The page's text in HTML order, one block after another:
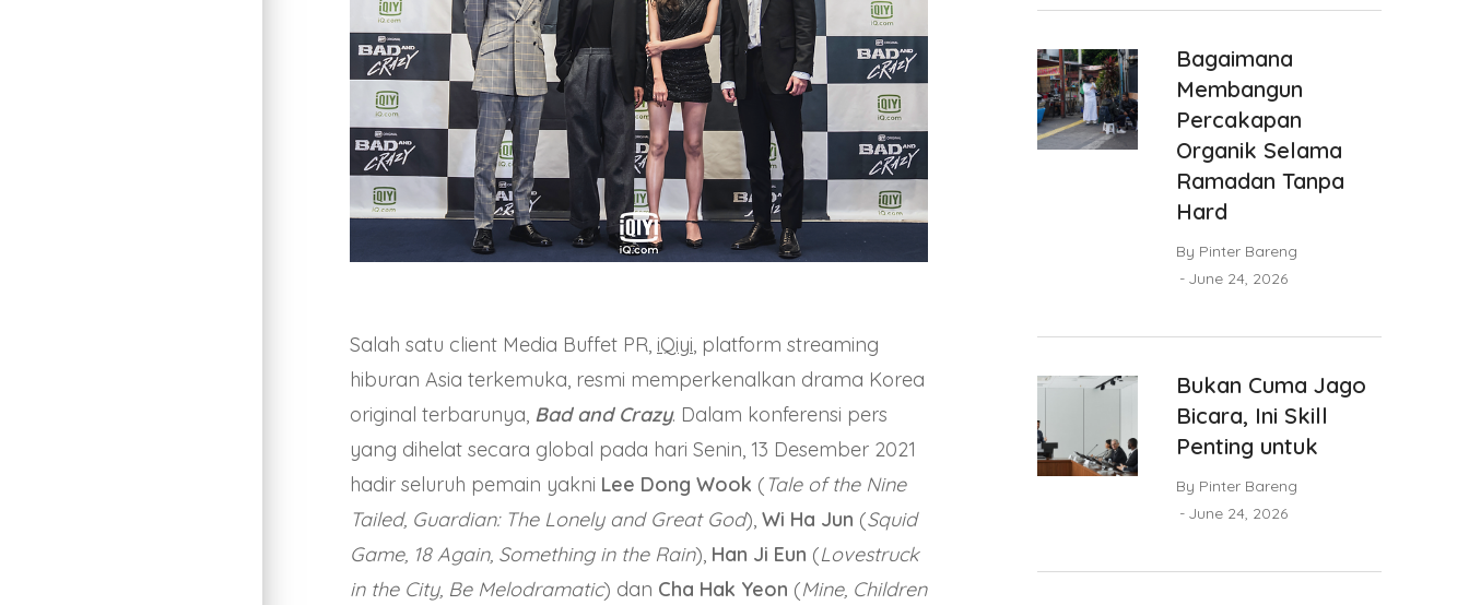
Salah satu client Media Buffet PR, iQiyi, platform streaming
hiburan Asia terkemuka, resmi memperkenalkan drama Korea
original terbarunya, Bad and Crazy. Dalam konferensi pers
yang dihelat secara global pada hari Senin, 13 Desember 2021
hadir seluruh pemain yakni Lee Dong Wook ( Tale of the Nine
Tailed, Guardian: The Lonely and Great God), Wi Ha Jun (Squid
Game, 18 Again, Something in the Rain), Han Ji Eun (Lovestruck
in the City, Be Melodramatic) dan Cha Hak Yeon (Mine, Children
Bagaimana
Membangun
Percakapan
Organik Selama
Ramadan Tanpa
Hard
By Pinter Bareng
June 24, 2026
Bukan Cuma Jago
Bicara, Ini Skill
Penting untuk
By Pinter Bareng
June 24, 2026